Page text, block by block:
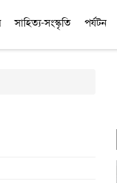
সাহিত্য-সংস্কৃতি পর্যটন